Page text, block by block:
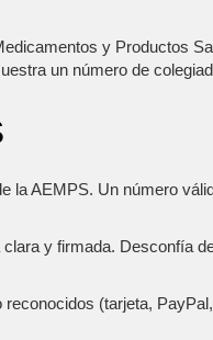
y Productos
un número de
la AEMPS. Un número
y firmada. Desconfía
(tarjeta,